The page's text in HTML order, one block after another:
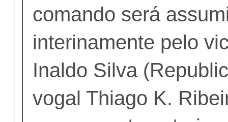
comando será
interinamente pelo
Inaldo Silva
vogal Thiago K.